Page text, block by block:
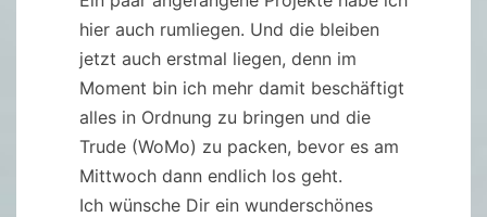
hier auch rumliegen. Und die bleiben
jetzt auch erstmal liegen, denn im
Moment bin ich mehr damit beschäftigt
alles in Ordnung zu bringen und die
Trude (WoMo) zu packen, bevor es am
Mittwoch dann endlich los geht.
Ich wünsche Dir ein wunderschönes